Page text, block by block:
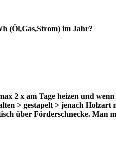
(Öl,Gas,Strom) im Jahr?
2 x am Tage heizen und
> gestapelt > jenach
über Förderschnecke.